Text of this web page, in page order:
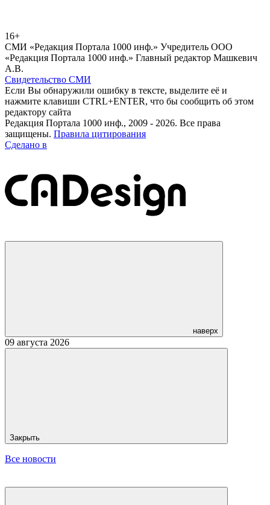
16+
СМИ «Редакция Портала 1000 инф.» Учредитель ООО
«Редакция Портала 1000 инф.» Главный редактор Машкевич
А.В.
Свидетельство СМИ
Если Вы обнаружили ошибку в тексте, выделите её и
нажмите клавиши CTRL+ENTER, что бы сообщить об этом
редактору сайта
Редакция Портала 1000 инф., 2009 - 2026. Все права
защищены. Правила цитирования
Сделано в
наверх
09 августа 2026
Закрыть
Все новости